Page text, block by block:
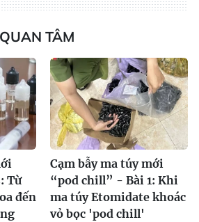
TÂM
Từ
đến
Cạm bẫy ma túy mới
“pod chill” - Bài 1: Khi
ma túy Etomidate khoác
vỏ bọc 'pod chill'